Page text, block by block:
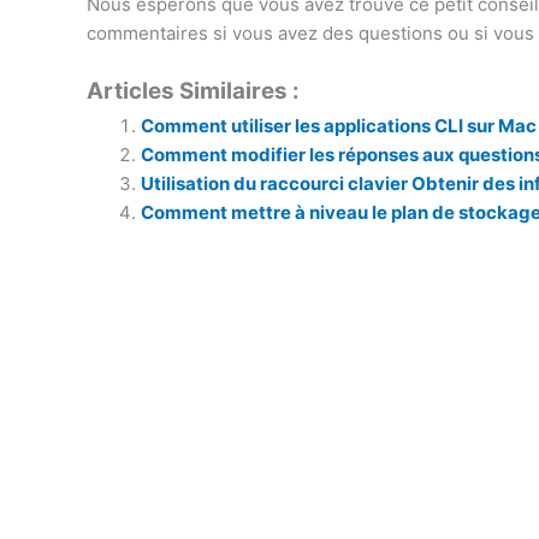
commentaires si vous avez des questions ou si
Articles Similaires :
Comment utiliser les applications CLI sur Mac
Comment modifier les réponses aux
Utilisation du raccourci clavier Obtenir des
Comment mettre à niveau le plan de